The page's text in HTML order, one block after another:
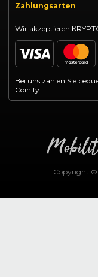
Zahlungsarten
Wir akzeptieren
Bei uns zahlen Sie
Coinify.
Copyright ©